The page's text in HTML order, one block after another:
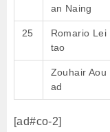
an Naing
25
Romario Lei
tao
Zouhair Aou
ad
[ad#co-2]